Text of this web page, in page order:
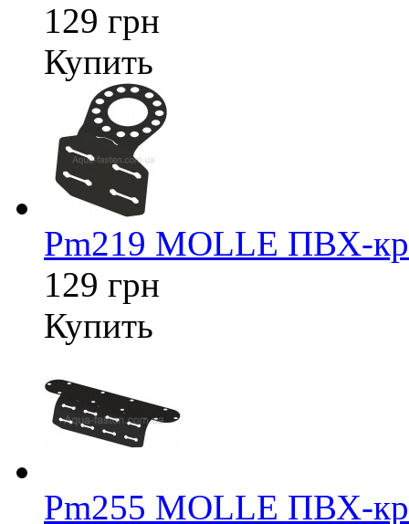
129 грн
Купить
Pm219 MOLLE ПВХ-
129 грн
Купить
Pm255 MOLLE ПВХ-